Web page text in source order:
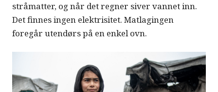
stråmatter, og når det regner siver vannet inn.
Det finnes ingen elektrisitet. Matlagingen
foregår utendørs på en enkel ovn.